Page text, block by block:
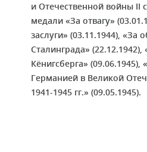
и Отечественной войны II
медали «За отвагу»
заслуги» (03.11.1944), «За
Сталинграда» (22.12.1942),
Кёнигсберга» (09.06.1945),
Германией в Великой
1941-1945 гг.» (09.05.1945).